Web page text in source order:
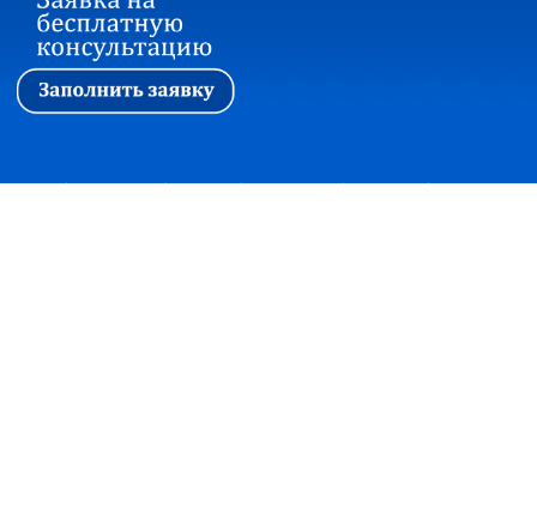
Первая | Ассоциация | Новости | Стажировка | Обучение |